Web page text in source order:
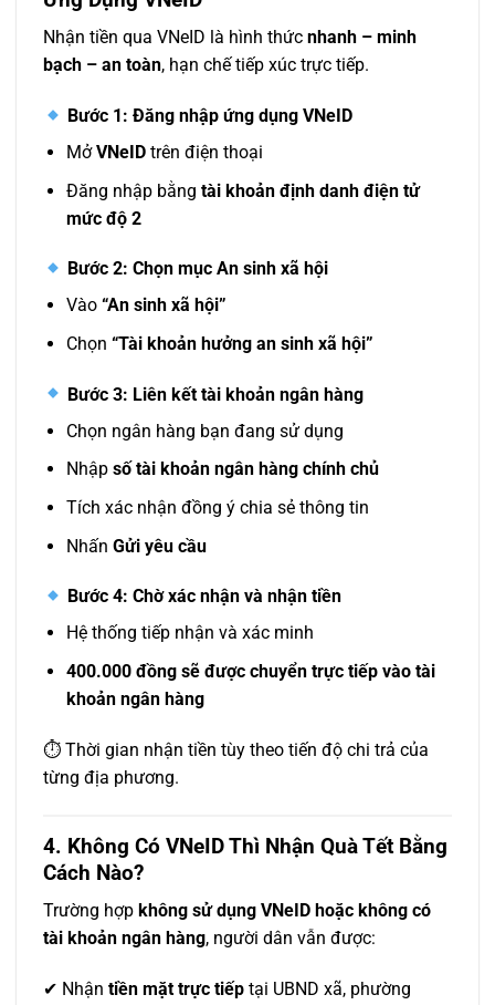
Nhận tiền qua VNeID là hình thức nhanh – minh
bạch – an toàn, hạn chế tiếp xúc trực tiếp.
Bước 1: Đăng nhập ứng dụng VNeID
MởVNeIDtrên điện thoại
Đăng nhập bằng tài khoản định danh điện tử
mức độ 2
Bước 2: Chọn mục An sinh xã hội
Vào “An sinh xã hội”
Chọn “Tài khoản hưởng an sinh xã hội”
Bước 3: Liên kết tài khoản ngân hàng
Chọn ngân hàng bạn đang sử dụng
Nhập số tài khoản ngân hàng chính chủ
Tích xác nhận đồng ý chia sẻ thông tin
Nhấn Gửi yêu cầu
Bước 4: Chờ xác nhận và nhận tiền
Hệ thống tiếp nhận và xác minh
400.000 đồng sẽ được chuyển trực tiếp vào tài
khoản ngân hàng
⏱ Thời gian nhận tiền tùy theo tiến độ chi trả của
từng địa phương.
4. Không Có VNeID Thì Nhận Quà Tết Bằng
Cách Nào?
Trường hợp không sử dụng VNeID hoặc không có
tài khoản ngân hàng, người dân vẫn được:
✔ Nhận tiền mặt trực tiếp tại UBND xã, phường